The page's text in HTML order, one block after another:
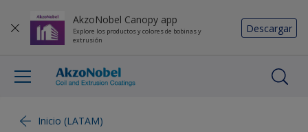
AkzoNobel Canopy app
Explore los productos y colores de bobinas y
extrusión
Descargar
Inicio (LATAM)